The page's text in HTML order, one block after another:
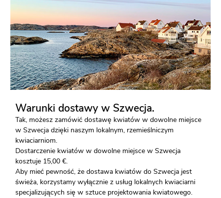
Warunki dostawy w Szwecja.
Tak, możesz zamówić dostawę kwiatów w dowolne miejsce
w Szwecja dzięki naszym lokalnym, rzemieślniczym
kwiaciarniom.
Dostarczenie kwiatów w dowolne miejsce w Szwecja
kosztuje 15,00 €.
Aby mieć pewność, że dostawa kwiatów do Szwecja jest
świeża, korzystamy wyłącznie z usług lokalnych kwiaciarni
specjalizujących się w sztuce projektowania kwiatowego.